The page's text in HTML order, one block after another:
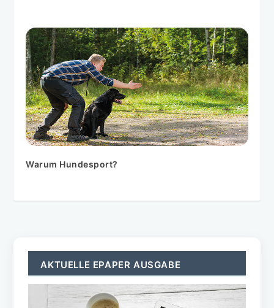
Warum Hundesport?
AKTUELLE EPAPER AUSGABE